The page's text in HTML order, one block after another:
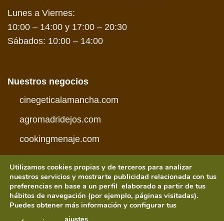
Lunes a Viernes:
10:00 – 14:00 y 17:00 – 20:30
Sábados: 10:00 – 14:00
Nuestros negocios
cinegeticalamancha.com
agromadridejos.com
cookingmenaje.com
Visa PayPal MasterCardAmerican
Express
Credit
Visa
CONDICIONES DE COMPRA
Utilizamos cookies propias y de terceros para analizar
nuestros servicios y mostrarte publicidad relacionada con tus
preferencias en base a un perfil elaborado a partir de tus
hábitos de navegación (por ejemplo, páginas visitadas).
Puedes obtener más información y configurar tus